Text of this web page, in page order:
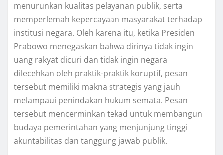
menurunkan kualitas pelayanan publik, serta
memperlemah kepercayaan masyarakat terhadap
institusi negara. Oleh karena itu, ketika Presiden
Prabowo menegaskan bahwa dirinya tidak ingin
uang rakyat dicuri dan tidak ingin negara
dilecehkan oleh praktik-praktik koruptif, pesan
tersebut memiliki makna strategis yang jauh
melampaui penindakan hukum semata. Pesan
tersebut mencerminkan tekad untuk membangun
budaya pemerintahan yang menjunjung tinggi
akuntabilitas dan tanggung jawab publik.